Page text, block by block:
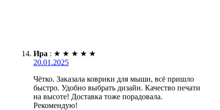
Ира : ★ ★ ★ ★ ★
20.01.2025
Чётко. Заказала коврики для мыши, всё пришло
быстро. Удобно выбрать дизайн. Качество печати
на высоте! Доставка тоже порадовала.
Рекомендую!